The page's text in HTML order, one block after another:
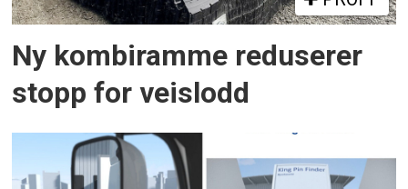
Ny kombiramme reduserer
stopp for veislodd